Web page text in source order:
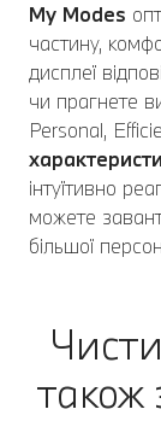
My Modes
частину,
дисплеї
чи прагнете
Personal,
інтуїтивно
можете
більшої
також